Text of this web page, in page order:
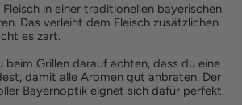
in einer traditionellen bayerischen
Das verleiht dem Fleisch zusätzlichen
es zart.
Grillen darauf achten, dass du eine
damit alle Aromen gut anbraten. Der
Bayernoptik eignet sich dafür perfekt.